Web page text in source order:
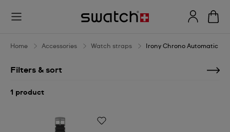
Irony
Automatic
Home Accessories Watch straps Irony Chrono Automatic
Filters & sort
1 product